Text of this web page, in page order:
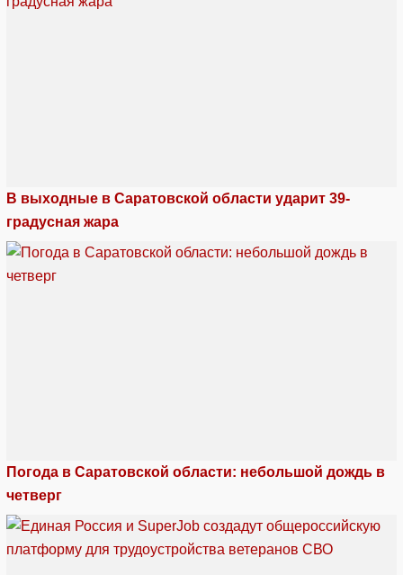
В выходные в Саратовской области ударит 39-
градусная жара
Погода в Саратовской области: небольшой дождь в
четверг